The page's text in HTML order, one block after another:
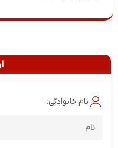
نام خانوادگی: